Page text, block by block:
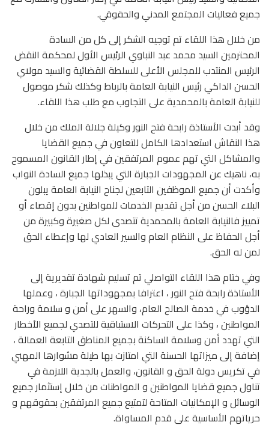
جميع فعاليات المجتمع المدني والحقوقي.
من خلال هذا اللقاء تم توجيه الشكر إلى كل من السادة
المحترمين السيد محمد عبد النباوي الرئيس الأول لمحكمة النقض
الرئيس المنتدب للمجلس الأعلى للسلطة القضائية والسيد مولاي
الحسن الداكي رئيس النيابة العامة بالرباط وكذلك شكر موصول
للنيابة العامة بالمحمدية على التجاوب مع طلب هذا اللقاء.
وقد أبدت الأستاذة رابحة فتح النور وكيلة جلالة الملك من خلال
هذا النقاش استعدادها الكامل للتعاون في جميع القضايا
والمشاكل التي تهم عموم المرتفقين في إطار القانون المسموح
به، ناهيك عن المجهودات الجبارة التي يبذلها جميع السادة النواب
وأكدت أن جميع الموظفين التابعين لجناح النيابة العامة يبلون
البلاء الحسن من أجل تقديم الخدمات للمواطنين بدون إقصاء أو
تمييز فالنيابة العامة بالمحمدية تتصدى لكل صغيرة وكبيرة من
أجل الحفاظ على النظام العام والسير العادي لها وإعطاء الحق
لمن له الحق.
وفي ختام هذا اللقاء التواصلي تم تسليم شهادة تقديرية إلى
الأستاذة رابحة فتح النور ، اعترافا بمجهوداتها الجبارة ، وعملها
الدؤوب في خدمة الصالح العام، والسهر على أمن و سلامة وراحة
المواطنين ، وكذا على التحركات الاستباقية للتصدي لجميع الأخطار
التي تهدد أمن وسلامة الساكنة بجميع المناطق التابعة العمالة ،
إضافة إلى ميزاتها الحسنة التي امتازت بها طيلة مشوارها المهني
في تكريس دولة الحق و القانون، والعمل بالجدية اللازمة في
تناول جميع قضايا المواطنين و المواطنات من خلال إستثمار جميع
الوسائل و الإمكانيات المتاحة لتمتيع جميع المرتفقين بحقوقهم و
حرياتهم الأساسية على قدم المساواة.